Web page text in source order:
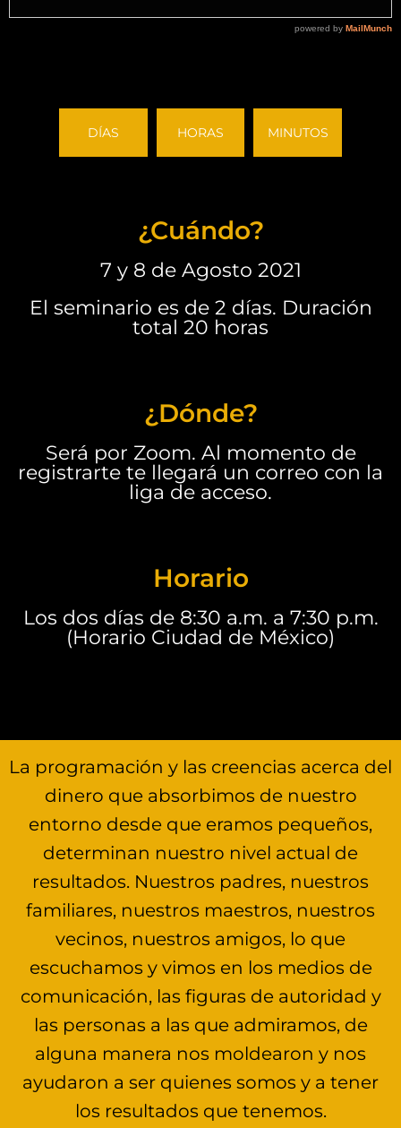
DÍAS HORAS MINUTOS
¿Cuándo?
7 y 8 de Agosto 2021
El seminario es de 2 días. Duración
total 20 horas
¿Dónde?
Será por Zoom. Al momento de
registrarte te llegará un correo con la
liga de acceso.
Horario
Los dos días de 8:30 a.m. a 7:30 p.m.
(Horario Ciudad de México)
La programación y las creencias acerca del
dinero que absorbimos de nuestro
entorno desde que eramos pequeños,
determinan nuestro nivel actual de
resultados. Nuestros padres, nuestros
familiares, nuestros maestros, nuestros
vecinos, nuestros amigos, lo que
escuchamos y vimos en los medios de
comunicación, las figuras de autoridad y
las personas a las que admiramos, de
alguna manera nos moldearon y nos
ayudaron a ser quienes somos y a tener
los resultados que tenemos.